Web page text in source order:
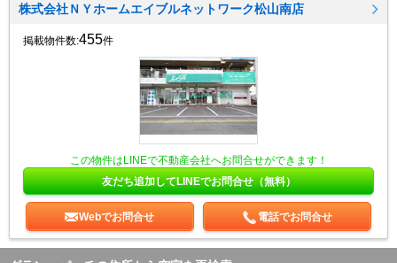
株式会社ＮＹホームエイブルネットワーク松山南店
掲載物件数:455件
この物件はLINEで不動産会社へお問合せができます！
友だち追加してLINEでお問合せ（無料）
Webでお問合せ 電話でお問合せ